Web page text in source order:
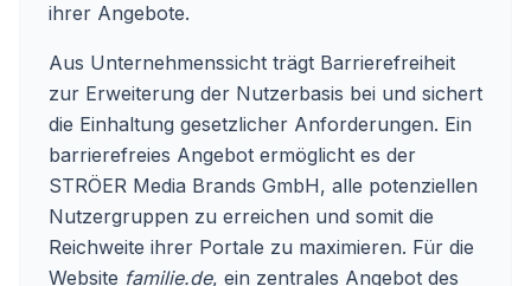
ihrer Angebote.
Aus Unternehmenssicht trägt Barrierefreiheit
zur Erweiterung der Nutzerbasis bei und sichert
die Einhaltung gesetzlicher Anforderungen. Ein
barrierefreies Angebot ermöglicht es der
STRÖER Media Brands GmbH, alle potenziellen
Nutzergruppen zu erreichen und somit die
Reichweite ihrer Portale zu maximieren. Für die
Website familie.de, ein zentrales Angebot des